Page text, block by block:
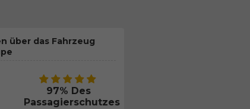
über das Fahrzeug
97% Des
Passagierschutzes